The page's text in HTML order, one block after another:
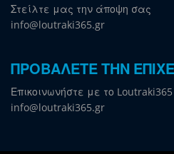
Στείλτε μας την άποψη σας
info@loutraki365.gr
ΠΡΟΒΑΛΕΤΕ ΤΗΝ
Επικοινωνήστε με το Loutraki365
info@loutraki365.gr